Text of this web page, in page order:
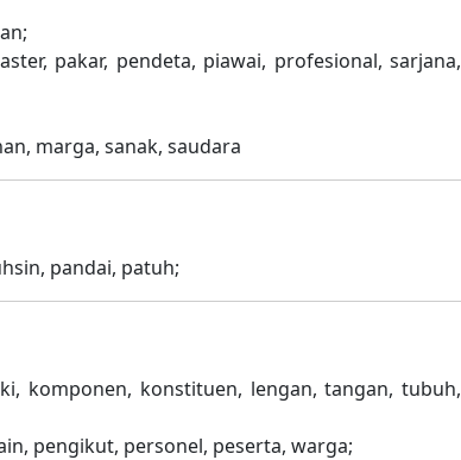
pakar, pendeta, piawai, profesional, sarjana,
marga, sanak, saudara
pandai, patuh;
komponen, konstituen, lengan, tangan, tubuh,
pengikut, personel, peserta, warga;